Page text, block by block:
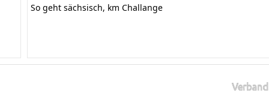
So geht sächsisch, km Challange